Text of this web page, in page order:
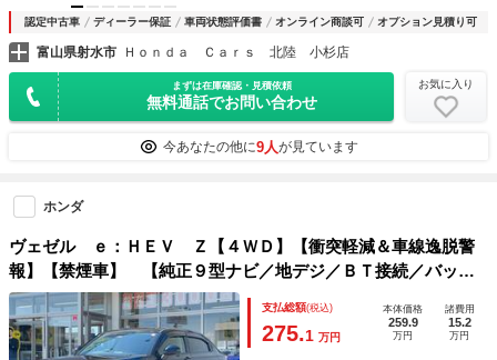
認定中古車 ディーラー保証 車両状態評価書 オンライン商談可 オプション見積り可
富山県射水市 Ｈｏｎｄａ Ｃａｒｓ 北陸 小杉店
まずは在庫確認・見積依頼
無料通話でお問い合わせ
お気に入り
今あなたの他に9人が見ています
ホンダ
ヴェゼル ｅ：ＨＥＶ Ｚ【４ＷＤ】【衝突軽減＆車線逸脱警
報】【禁煙車】 【純正９型ナビ／地デジ／ＢＴ接続／バック
カメラ】【追従クルコン】【ヒータ付ハーフレザー】【電動リ
アゲート＆パーキング】【コーナーセンサ－】【ＥＴＣ２．
０】【ＬＥＤオートライト】【ＢＳＭ】置くだけ充電
支払総額(税込)
275.1 万円
本体価格
259.9
万円
諸費用
15.2
万円